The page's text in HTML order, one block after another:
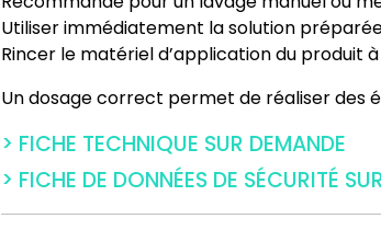
Utiliser immédiatement la solution
Rincer le matériel d’application du produit à
Un dosage correct permet de réaliser des
> FICHE TECHNIQUE SUR DEMANDE
> FICHE DE DONNÉES DE SÉCURITÉ